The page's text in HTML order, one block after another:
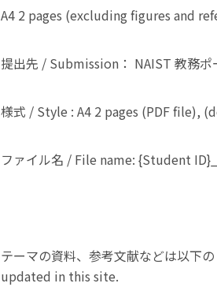
A4 2 pages (excluding figures and
提出先 / Submission： NAIST 教務
様式 / Style : A4 2 pages (PDF file),
ファイル名 / File name: {Student
テーマの資料、参考文献などは以下
updated in this site.